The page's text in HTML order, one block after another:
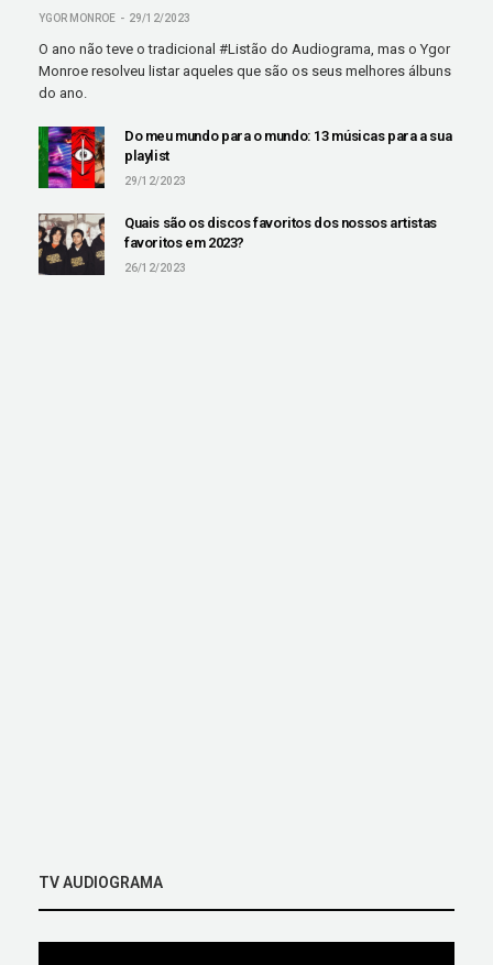
YGOR MONROE 29/12/2023
O ano não teve o tradicional #Listão do Audiograma, mas o Ygor
Monroe resolveu listar aqueles que são os seus melhores álbuns
do ano.
Do meu mundo para o mundo: 13 músicas para a sua
playlist
29/12/2023
Quais são os discos favoritos dos nossos artistas
favoritos em 2023?
26/12/2023
TV AUDIOGRAMA